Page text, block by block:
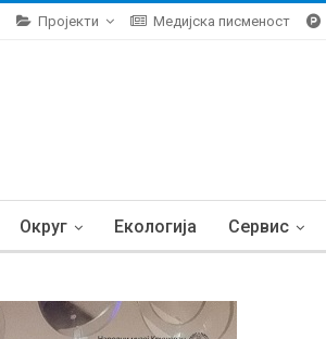
Пројекти Медијска писменост
Округ Екологија Сервис